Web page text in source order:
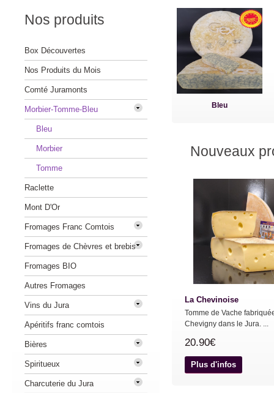
Bleu
Nouveaux
La Chevinoise
Tomme de Vache
Chevigny dans le Jura. ...
20.90€
Plus d'infos
Nos produits
Box Découvertes
Nos Produits du Mois
Comté Juramonts
Morbier-Tomme-Bleu
Bleu
Morbier
Tomme
Raclette
Mont D'Or
Fromages Franc Comtois
Fromages de Chèvres et brebis
Fromages BIO
Autres Fromages
Vins du Jura
Apéritifs franc comtois
Bières
Spiritueux
Charcuterie du Jura